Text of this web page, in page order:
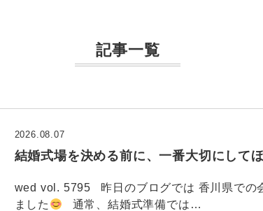
記事一覧
結婚式場を決める前に、一番大切にして
2026.08.07
wed vol. 5795 昨日のブログでは 香川県での
ました
通常、結婚式準備では…